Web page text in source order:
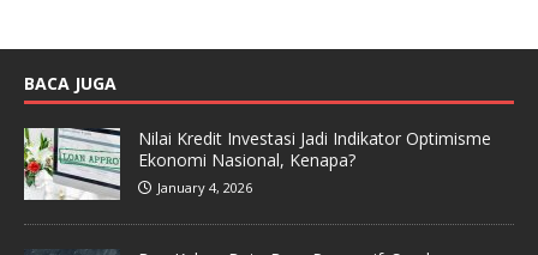
BACA JUGA
Nilai Kredit Investasi Jadi Indikator Optimisme
Ekonomi Nasional, Kenapa?
January 4, 2026